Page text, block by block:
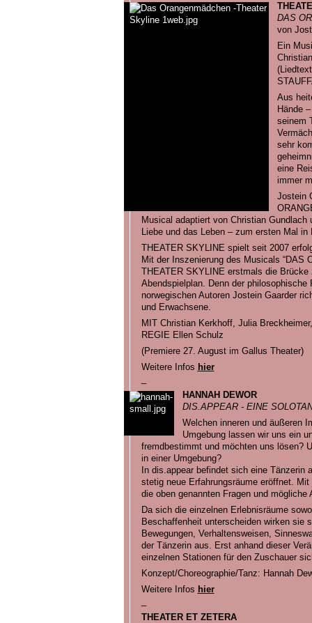
DAS
von
Ein
Aus
Hände
seinem
sehr
eine
immer
Jostein
Musical adaptiert von Christian
Liebe und das Leben – zum ersten Mal in
THEATER SKYLINE spielt seit 2007
Mit der Inszenierung des Musicals “DAS
THEATER SKYLINE erstmals die
Abendspielplan. Denn der philosophische
norwegischen Autoren Jostein Gaarder
und Erwachsene.
MIT Christian Kerkhoff, Julia
REGIE Ellen Schulz
(Premiere 27. August im Gallus Theater)
Weitere Infos hier
HANNAH DEWOR
DIS.APPEAR - EINE
Welchen inneren und äußeren
Umgebung lassen wir uns ein
fremdbestimmt und möchten uns lösen?
in einer Umgebung?
In dis.appear befindet sich eine Tänzerin
stetig neue Erfahrungsräume eröffnet.
die oben genannten Fragen und mögliche
Da sich die einzelnen Erlebnisräume
Beschaffenheit unterscheiden wirken sie
Bewegungen, Verhaltensweisen,
der Tänzerin aus. Erst anhand dieser
einzelnen Stationen für den Zuschauer
Konzept/Choreographie/Tanz: Hannah
Weitere Infos hier
THEATER ET ZETERA